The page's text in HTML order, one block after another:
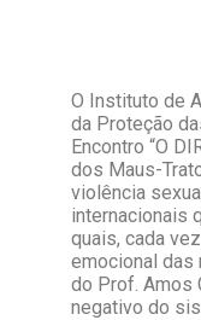
O Instituto de
da Proteção
Encontro “O
dos Maus-
violência
internacionais
quais, cada
emocional das
do Prof. Amos
negativo do